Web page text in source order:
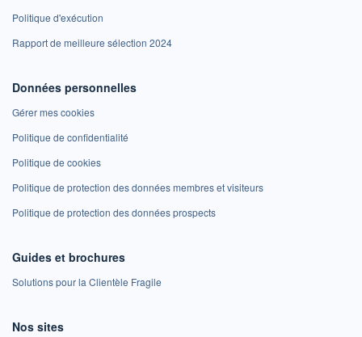
Politique d'exécution
Rapport de meilleure sélection 2024
Données personnelles
Gérer mes cookies
Politique de confidentialité
Politique de cookies
Politique de protection des données membres et visiteurs
Politique de protection des données prospects
Guides et brochures
Solutions pour la Clientèle Fragile
Nos sites